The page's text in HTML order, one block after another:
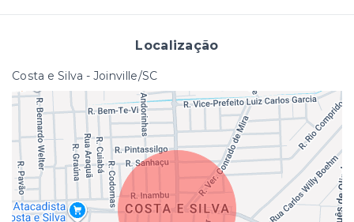
Localização
Costa e Silva - Joinville/SC